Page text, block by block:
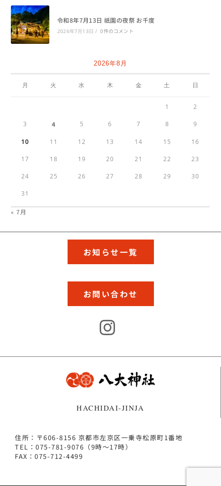
令和8年7月13日 祇園の夜祭 お千度
2026年7月13日 / 0件のコメント
2026年8月
月 火 水 木 金 土 日
1 2
3 4 5 6 7 8 9
10 11 12 13 14 15 16
17 18 19 20 21 22 23
24 25 26 27 28 29 30
31
« 7月
お知らせ一覧
お問い合わせ
HACHIDAI-JINJA
住所：〒606-8156 京都市左京区一乗寺松原町1番地
TEL：075-781-9076（9時～17時）
FAX：075-712-4499